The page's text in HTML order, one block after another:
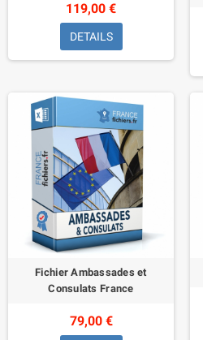
119,00 €
DETAILS
Fichier Ambassades et
Consulats France
79,00 €